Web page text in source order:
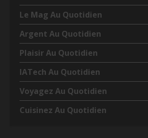
Le Mag Au Quotidien
Argent Au Quotidien
Plaisir Au Quotidien
IATech Au Quotidien
Voyagez Au Quotidien
Cuisinez Au Quotidien